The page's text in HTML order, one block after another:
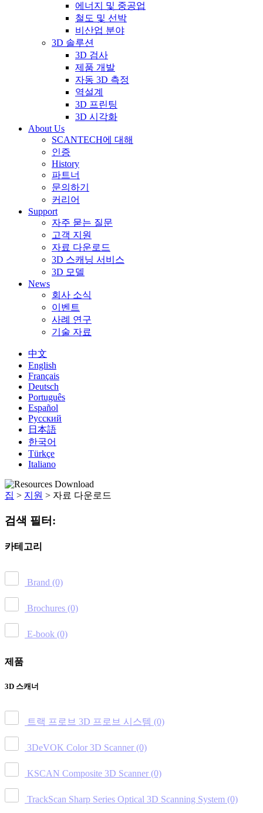
에너지 및 중공업
철도 및 선박
비산업 분야
3D 솔루션
3D 검사
제품 개발
자동 3D 측정
역설계
3D 프린팅
3D 시각화
About Us
SCANTECH에 대해
인증
History
파트너
문의하기
커리어
Support
자주 묻는 질문
고객 지원
자료 다운로드
3D 스캐닝 서비스
3D 모델
News
회사 소식
이벤트
사례 연구
기술 자료
中文
English
Français
Deutsch
Português
Español
Русский
日本語
한국어
Türkçe
Italiano
집 > 지원 > 자료 다운로드
검색 필터:
카테고리
Brand (0)
Brochures (0)
E-book (0)
제품
3D 스캐너
트랙 프로브 3D 프로브 시스템 (0)
3DeVOK Color 3D Scanner (0)
KSCAN Composite 3D Scanner (0)
TrackScan Sharp Series Optical 3D Scanning System (0)